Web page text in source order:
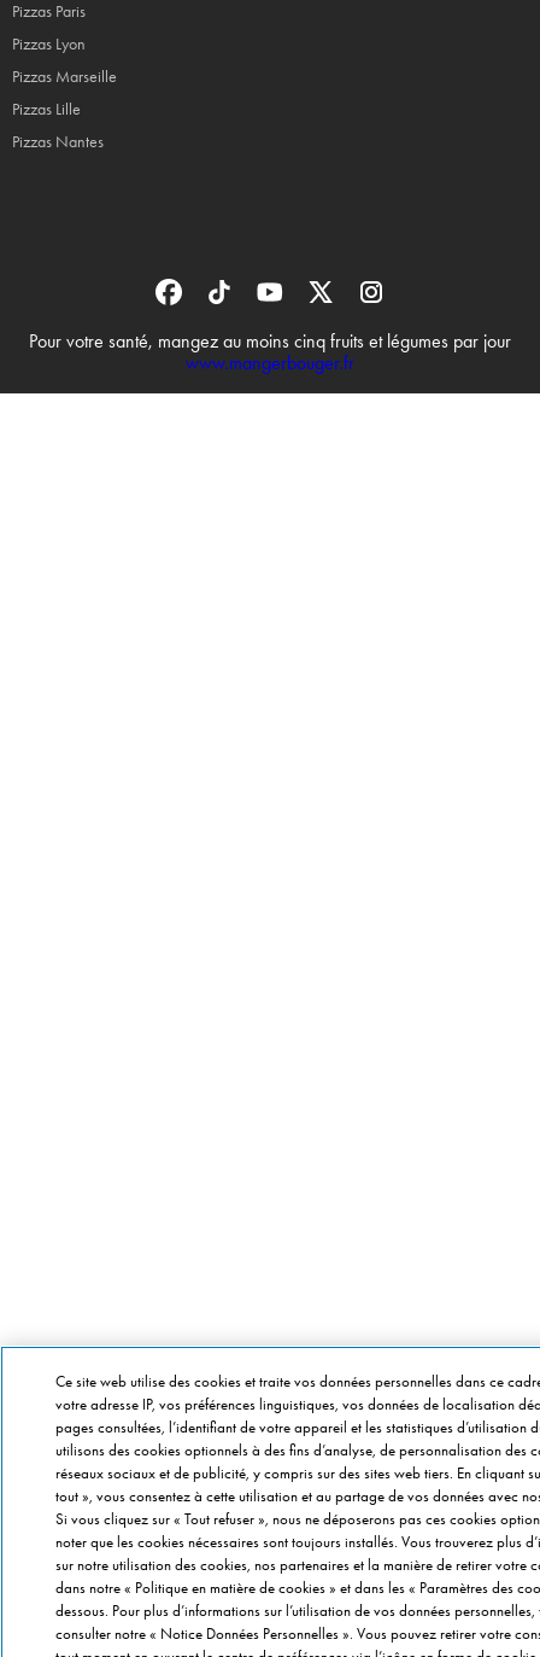
Pizzas Paris
Pizzas Lyon
Pizzas Marseille
Pizzas Lille
Pizzas Nantes
Pour votre santé, mangez au moins cinq fruits et légumes par jour
www.mangerbouger.fr
Ce site web utilise des cookies et traite vos données personnelles dans ce
votre adresse IP, vos préférences linguistiques, vos données de localisation
pages consultées, l’identifiant de votre appareil et les statistiques d’utilisation
utilisons des cookies optionnels à des fins d’analyse, de personnalisation des
réseaux sociaux et de publicité, y compris sur des sites web tiers. En cliquant
tout », vous consentez à cette utilisation et au partage de vos données avec
Si vous cliquez sur « Tout refuser », nous ne déposerons pas ces cookies
noter que les cookies nécessaires sont toujours installés. Vous trouverez plus
sur notre utilisation des cookies, nos partenaires et la manière de retirer votre
dans notre « Politique en matière de cookies » et dans les « Paramètres des
dessous. Pour plus d’informations sur l’utilisation de vos données
consulter notre « Notice Données Personnelles ». Vous pouvez retirer votre